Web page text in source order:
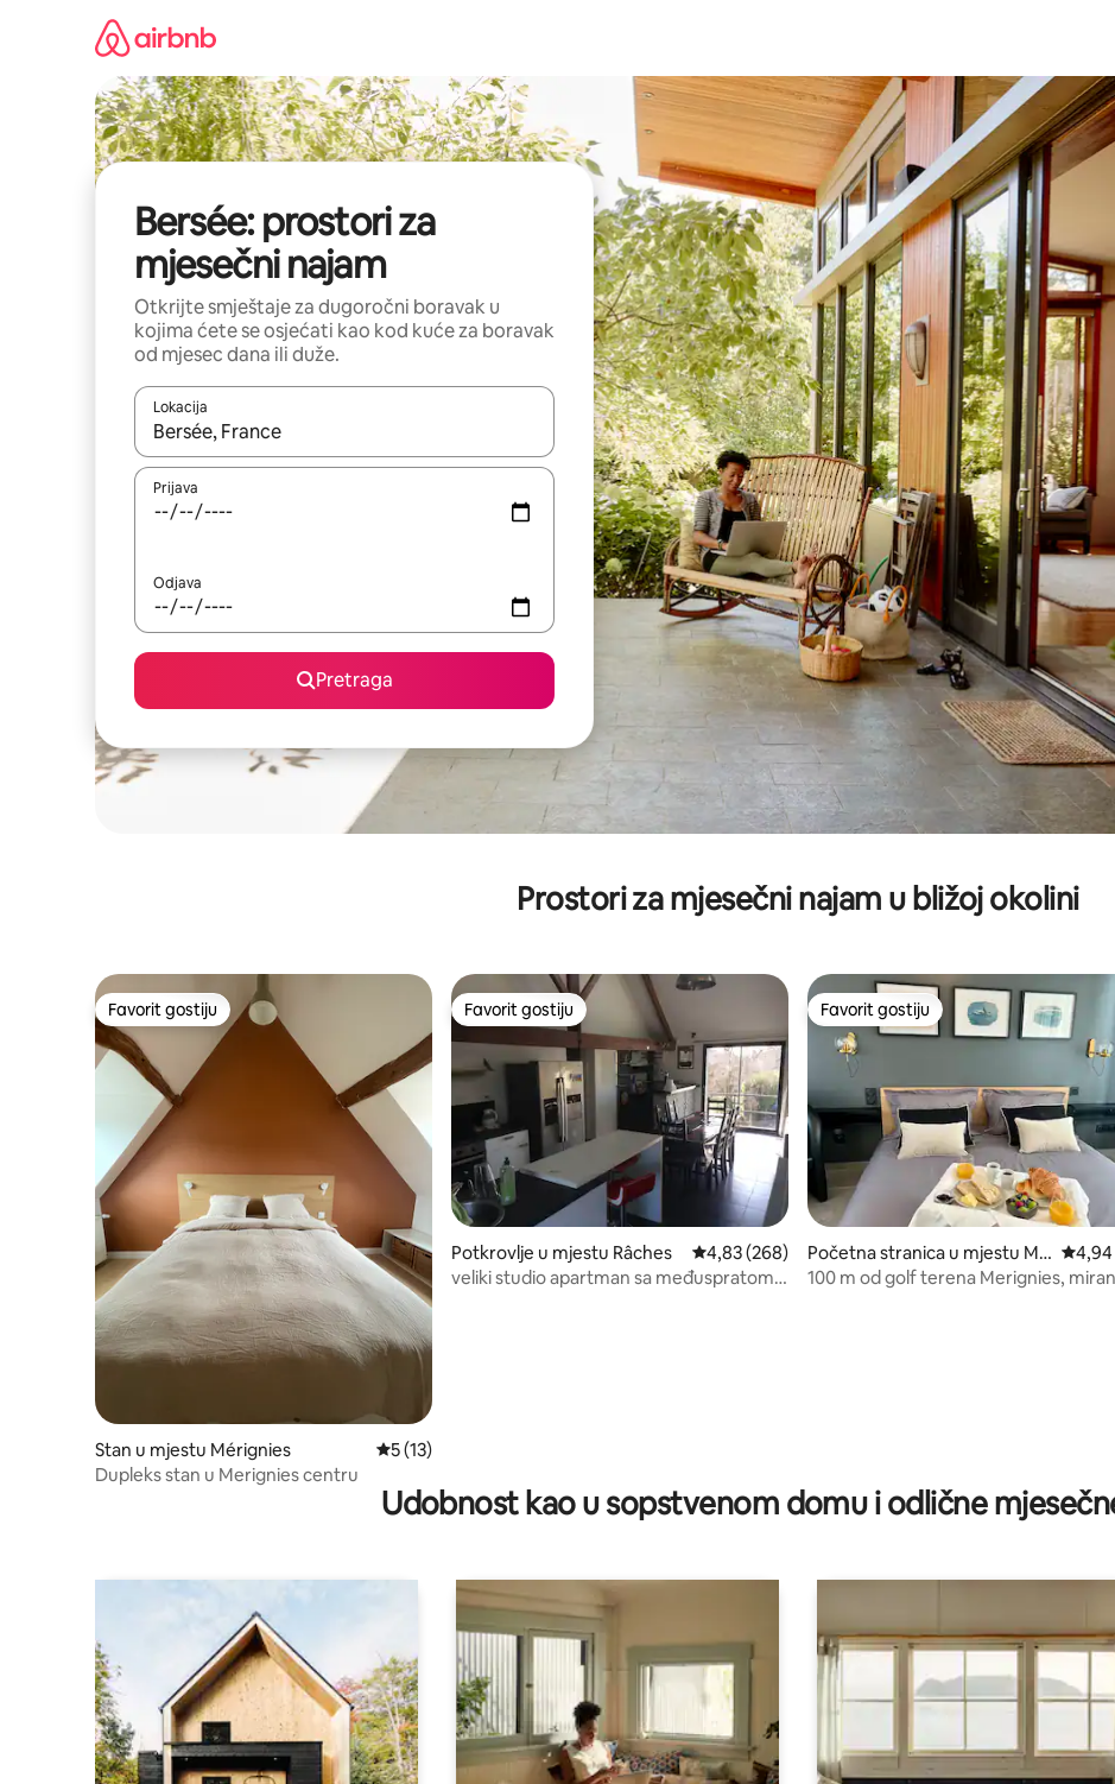
Bersée: prostori za
mjesečni najam
Otkrijte smještaje za dugoročni boravak u
kojima ćete se osjećati kao kod kuće za boravak
od mjesec dana ili duže.
Lokacija
Kad su rezultati dostupni, možete da se krećete kroz njih pomoću strelica nagore i nadolje, kao i da ih istražujte dodirom ili
Prijava
Odjava
Pretraga
Prostori za mjesečni najam u bližoj okolini
Favorit gostiju
Favorit gostiju
Stan u mjestu Mérignies prosječna ocjena 5 od 5, recenzija: 13
5 (13)
Dupleks stan u Merignies centru
Favorit gostiju
Favorit gostiju
Potkrovlje u mjestu Râches prosječna ocjena 4,83 od 5, recenzija: 268
4,83 (268)
veliki studio apartman sa međuspratom u
Favorit gostiju
Favorit gostiju
Početna stranica u mjestu Mé
rignies
4,94
100 m od golf terena Merignies, miran
Udobnost kao u sopstvenom domu i odlične